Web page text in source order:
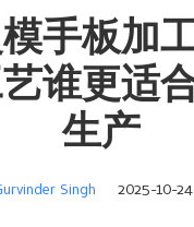
手板加
谁更适
生产
Singh 2025-10-24